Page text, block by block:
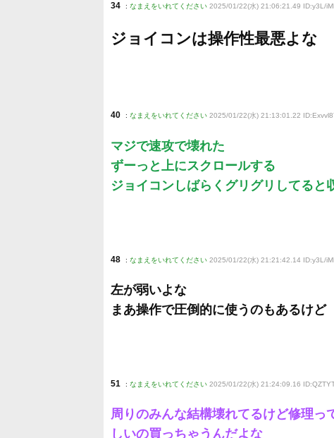
34 : なまえをいれてください 2025/01/22(水) 21:06:21.49 ID:y3L/
ジョイコンは操作性最悪よな
40 : なまえをいれてください 2025/01/22(水) 21:13:01.22
マジで速攻で壊れた
ずーっと上にスクロールする
ジョイコンしばらくグリグリしてる
48 : なまえをいれてください 2025/01/22(水) 21:21:42.14 ID:y3L/
左が弱いよな
まあ操作で圧倒的に使うのもあるけど
51 : なまえをいれてください 2025/01/22(水) 21:24:09.16
周りのみんな結構壊れてるけど修理
しいの買っちゃうんだよな